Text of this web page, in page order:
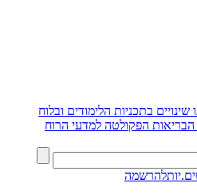
בתכניות הלימודים ובלוח
הפקולטה למדעי הרוח
להרשמה